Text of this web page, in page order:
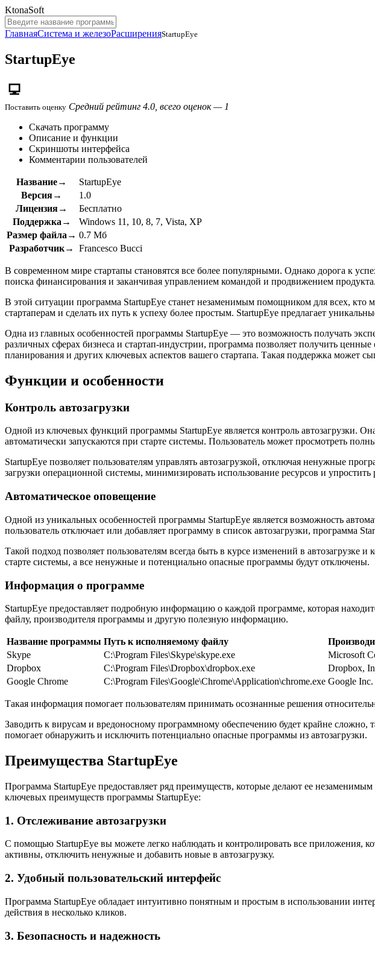
KtonaSoft
ГлавнаяСистема и железоРасширенияStartupEye
StartupEye
Поставить оценку Средний рейтинг 4.0, всего оценок — 1
Скачать программу
Описание и функции
Скриншоты интерфейса
Комментарии пользователей
Название→
StartupEye
Версия→
1.0
Лицензия→
Бесплатно
Поддержка→
Windows 11, 10, 8, 7, Vista, XP
Размер файла→ 0.7 Мб
Разработчик→
Francesco Bucci
В современном мире стартапы становятся все более популярными. Однако дорога к
поиска финансирования и заканчивая управлением командой и продвижением
В этой ситуации программа StartupEye станет незаменимым помощником для всех, кто
стартаперам и сделать их путь к успеху более простым. StartupEye предлагает
Одна из главных особенностей программы StartupEye — это возможность получать
различных сферах бизнеса и стартап-индустрии, программа позволяет получить
планирования и других ключевых аспектов вашего стартапа. Такая поддержка может
Функции и особенности
Контроль автозагрузки
Одной из ключевых функций программы StartupEye является контроль автозагрузки.
автоматически запускаются при старте системы. Пользователь может просмотреть
StartupEye позволяет пользователям управлять автозагрузкой, отключая ненужные
загрузки операционной системы, минимизировать использование ресурсов и
Автоматическое оповещение
Одной из уникальных особенностей программы StartupEye является возможность
пользователь отключает или добавляет программу в список автозагрузки, программа
Такой подход позволяет пользователям всегда быть в курсе изменений в
старте системы, а все ненужные и потенциально опасные программы будут отключены.
Информация о программе
StartupEye предоставляет подробную информацию о каждой программе, которая
файлу, производителя программы и другую полезную информацию.
Название программы Путь к исполняемому файлу
Skype
C:\Program Files\Skype\skype.exe
Microsoft
Dropbox
C:\Program Files\Dropbox\dropbox.exe
Dropbox,
Google Chrome
C:\Program Files\Google\Chrome\Application\chrome.exe Google Inc.
Такая информация помогает пользователям принимать осознанные решения
Заводить к вирусам и вредоносному программному обеспечению будет крайне
помогает обнаружить и исключить потенциально опасные программы из автозагрузки.
Преимущества StartupEye
Программа StartupEye предоставляет ряд преимуществ, которые делают ее
ключевых преимуществ программы StartupEye:
1. Отслеживание автозагрузки
С помощью StartupEye вы можете легко наблюдать и контролировать все приложения,
активны, отключить ненужные и добавить новые в автозагрузку.
2. Удобный пользовательский интерфейс
Программа StartupEye обладает интуитивно понятным и простым в использовании
действия в несколько кликов.
3. Безопасность и надежность